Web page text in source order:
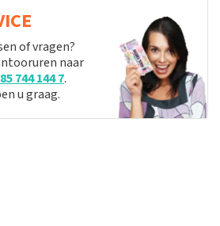
of vragen?
naar
744 144 7.
u graag.